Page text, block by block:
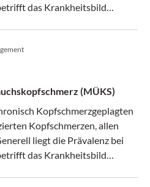
das Krankheitsbild
(MÜKS)
Kopfschmerzgeplagten
Kopfschmerzen, allen
liegt die Prävalenz bei
das Krankheitsbild